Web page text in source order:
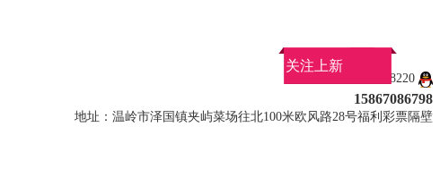
QQ：907858220
15867086798
地址：温岭市泽国镇夹屿菜场往北100米欧风路28号福利彩票隔壁
关注上新